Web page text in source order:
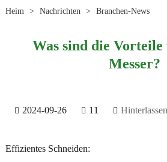
Heim > Nachrichten > Branchen-News
Was sind die Vorteile
Messer?
2024-09-26 11
Effizientes Schneiden: